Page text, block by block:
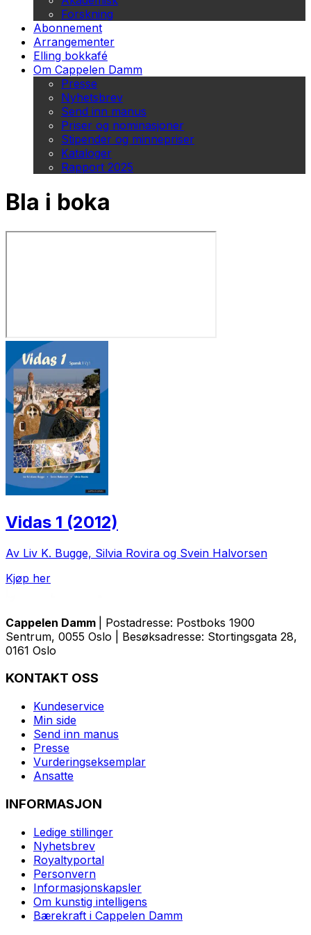
Forskning
Abonnement
Arrangementer
Elling bokkafé
Om Cappelen Damm
Presse
Nyhetsbrev
Send inn manus
Priser og nominasjoner
Stipender og minnepriser
Kataloger
Rapport 2025
Bla i boka
Vidas 1 (2012)
Av Liv K. Bugge, Silvia Rovira og Svein Halvorsen
Kjøp her
Cappelen Damm
| Postadresse: Postboks 1900
Sentrum, 0055 Oslo | Besøksadresse: Stortingsgata 28,
0161 Oslo
KONTAKT OSS
Kundeservice
Min side
Send inn manus
Presse
Vurderingseksemplar
Ansatte
INFORMASJON
Ledige stillinger
Nyhetsbrev
Royaltyportal
Personvern
Informasjonskapsler
Om kunstig intelligens
Bærekraft i Cappelen Damm